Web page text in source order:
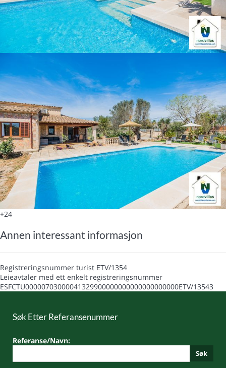
+24
Annen interessant informasjon
Registreringsnummer turist ETV/1354
Leieavtaler med ett enkelt registreringsnummer
ESFCTU00000703000041329900000000000000000000ETV/13543
Søk Etter Referansenummer
Referanse/Navn:
Søk